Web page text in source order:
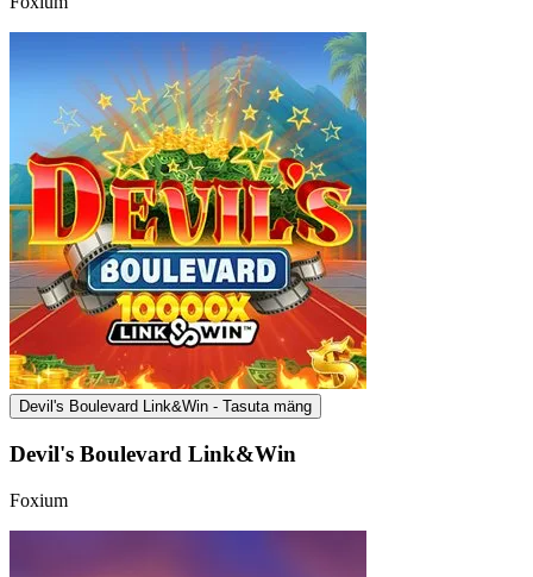
Devil's Boulevard Link&Win - Tasuta mäng
Devil's Boulevard Link&Win
Foxium